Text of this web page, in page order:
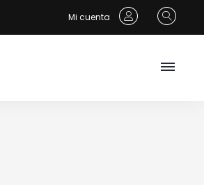
Mi cuenta